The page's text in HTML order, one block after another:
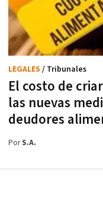
El costo de
las nuevas
deudores
LEGALES / Tribunales
PorS.A.